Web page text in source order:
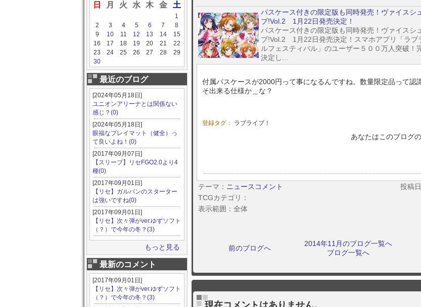
日 月 火 水 木 金 土
1
2
3 4 5 6 7
8
9
10 11 12 13 14
15
16
17 18 19 20 21
22
23
24 25 26 27 28
29
30
最近のブログ
[2024年05月18日]
ユニオンアリーナとは関係ない
感じ？(0)
[2024年05月18日]
眼福なプレイマット（健全）っ
て良いよね！(0)
[2017年09月07日]
【スリーブ】リセFGO2.0より4
種(0)
[2017年09月01日]
【リセ】ガルパンのスターター
は強いですね(0)
[2017年09月01日]
【リセ】次々弾がver.ゆずソフト
（？）で今年の冬？(3)
もっと見る
最新のコメント
[2017年09月01日]
【リセ】次々弾がver.ゆずソフト
（？）で今年の冬？(3)
パスケース付きの限定版も同時発売！ヴァイスシ
ブ!Vol.2 1月22日発売決定！
パスケース付きの限定版も同時発売！ヴァイスシ
ブ!Vol.2 1月22日発売決定！スマホアプリ「ラブ
ルフェスティバル」のユーザー５００万人突破！
決定し...
付属パスケースが2000円って事になるんですね。数量限定品って認
そ出来る仕様か＿な？
登録タグ： ラブライブ！
あなたはこのブログ
テーマ： ニュースコメント
投稿
TCGカテゴリ：
表示範囲：全体
前のブログへ
2014年11月のブログ一覧へ
ブログ一覧へ
現在コメントはありません。